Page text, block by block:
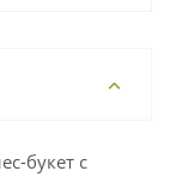
букет с